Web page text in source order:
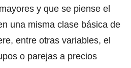
y que se piense el
una misma clase básica de
entre otras variables, el
o parejas a precios